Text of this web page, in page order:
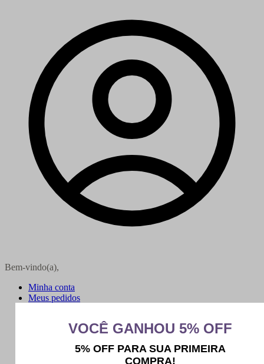
Bem-vindo(a),
Minha conta
Meus pedidos